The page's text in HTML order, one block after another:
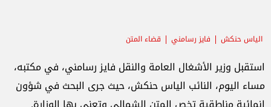
الياس حنكش فايز رسامني قضاء المتن
استقبل وزير الأشغال العامة والنقل فايز رسامني، في مكتبه،
مساء اليوم، النائب الياس حنكش، حيث جرى البحث في شؤون